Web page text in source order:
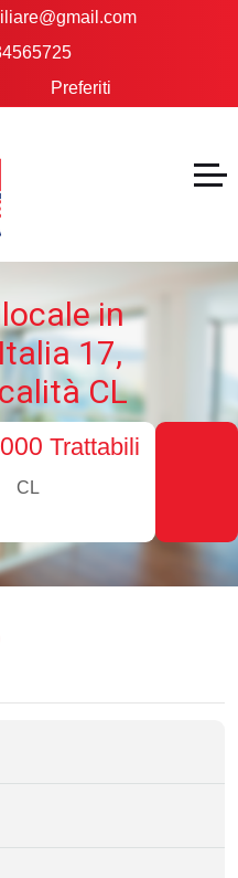
Preferiti
in
17,
CL
Trattabili
CL